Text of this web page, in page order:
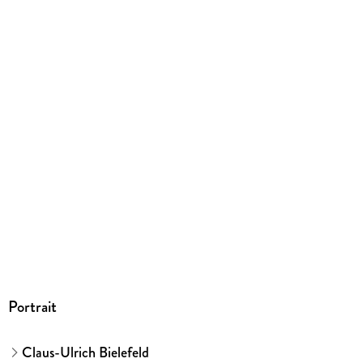
Portrait
Claus-Ulrich Bielefeld